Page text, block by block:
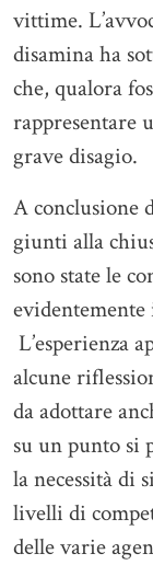
vittime.
disamina ha
che, qualora
rappresentare
grave disagio.
A conclusione
giunti alla
sono state le
evidentemente
L’esperienza
alcune
da adottare
su un punto si
la necessità di
livelli di
delle varie